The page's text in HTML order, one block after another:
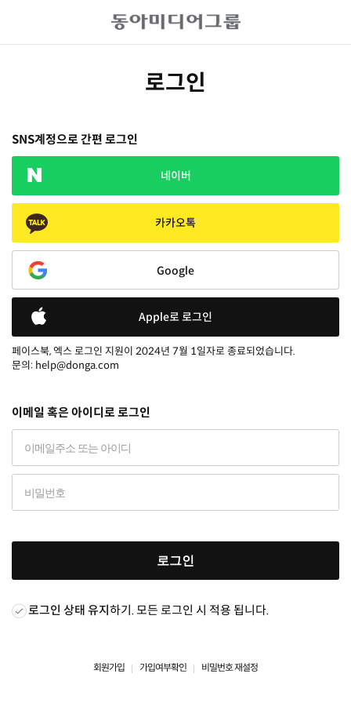
로그인
SNS계정으로 간편 로그인
네이버
카카오톡
Google
Apple로 로그인
페이스북, 엑스 로그인 지원이 2024년 7월 1일자로 종료되었습니다.
문의: help@donga.com
이메일 혹은 아이디로 로그인
로그인
로그인 상태 유지하기. 모든 로그인 시 적용 됩니다.
회원가입 가입여부확인 비밀번호 재설정